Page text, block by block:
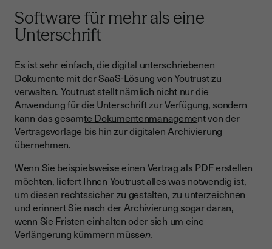
Software für mehr als eine
Unterschrift
Es ist sehr einfach, die digital unterschriebenen
Dokumente mit der SaaS-Lösung von Youtrust zu
verwalten. Youtrust stellt nämlich nicht nur die
Anwendung für die Unterschrift zur Verfügung, sondern
kann das gesamte Dokumentenmanagement von der
Vertragsvorlage bis hin zur digitalen Archivierung
übernehmen.
Wenn Sie beispielsweise einen Vertrag als PDF erstellen
möchten, liefert Ihnen Youtrust alles was notwendig ist,
um diesen rechtssicher zu gestalten, zu unterzeichnen
und erinnert Sie nach der Archivierung sogar daran,
wenn Sie Fristen einhalten oder sich um eine
Verlängerung kümmern müssen.